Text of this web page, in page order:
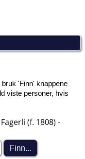
'Finn' knappene
viste personer, hvis
(f. 1808) -